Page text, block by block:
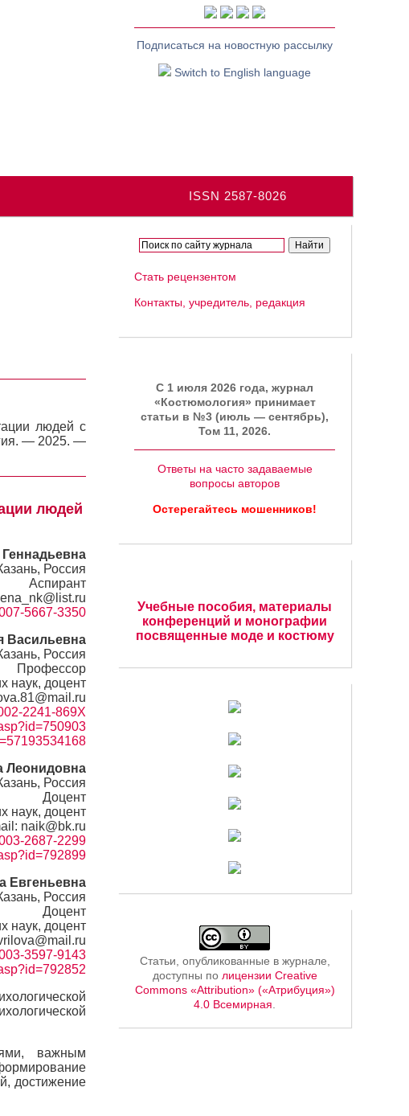
Подписаться на новостную рассылку
Switch to English language
ISSN 2587-8026
людей с
— 2025. —
людей
Россия
Аспирант
5667-3350
Васильевна
Россия
Профессор
наук, доцент
2241-869X
Леонидовна
Россия
Доцент
наук, доцент
naik@bk.ru
2687-2299
Евгеньевна
Россия
Доцент
наук, доцент
3597-9143
важным
достижение
Стать рецензентом
Контакты, учредитель, редакция
C 1 июля 2026 года, журнал
«Костюмология» принимает
статьи в №3 (июль — сентябрь),
Том 11, 2026.
Ответы на часто задаваемые
вопросы авторов
Остерегайтесь мошенников!
Учебные пособия, материалы
конференций и монографии
посвященные моде и костюму
Статьи, опубликованные в журнале,
доступны по лицензии Creative
Commons «Attribution» («Атрибуция»)
4.0 Всемирная.